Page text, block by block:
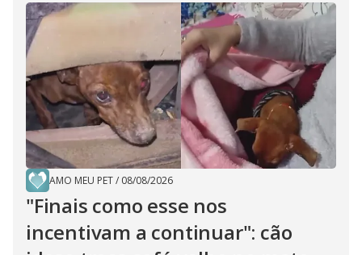
AMO MEU PET/ 08/08/2026
"Finais como esse nos
incentivam a continuar": cão